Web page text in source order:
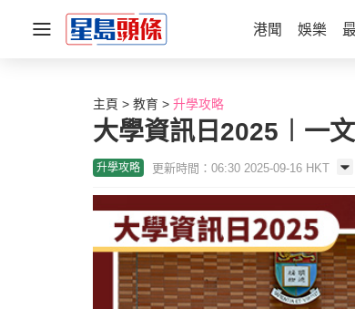
港聞 娛樂
主頁 教育 升學攻略
大學資訊日2025︱一
升學攻略 更新時間：06:30 2025-09-16 HKT